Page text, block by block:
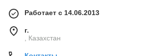
Работает с 14.06.2013
г.
, Казахстан